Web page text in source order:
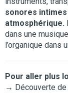
sonores
atmosphérique.
dans une
l’organique dans
Pour aller plus
→ Découverte de